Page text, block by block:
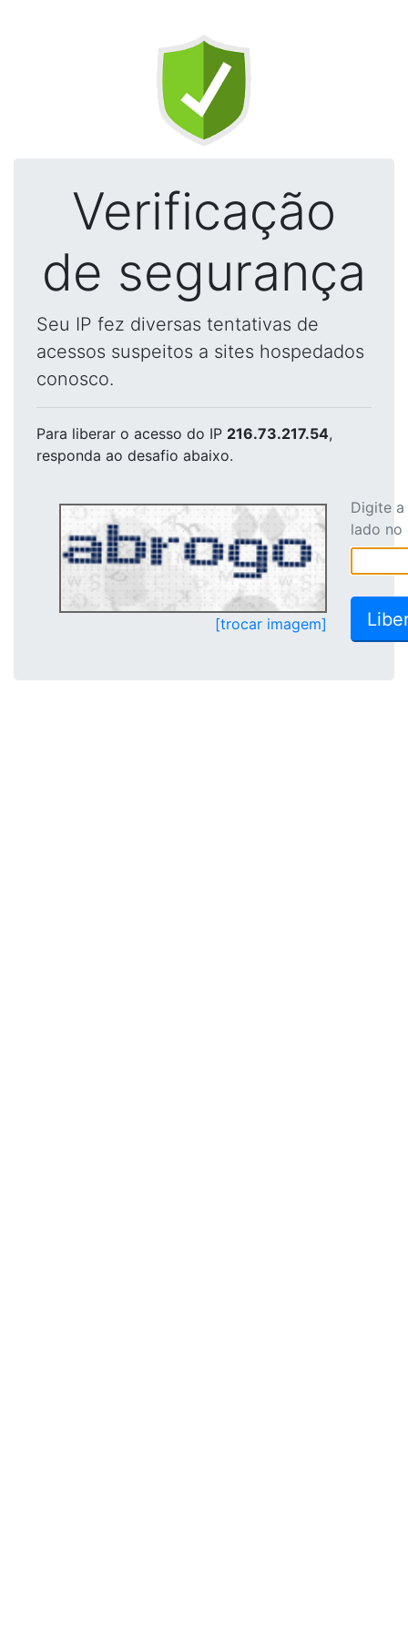
Verificação
de segurança
Seu IP fez diversas tentativas de
acessos suspeitos a sites hospedados
conosco.
Para liberar o acesso do IP 216.73.217.54,
responda ao desafio abaixo.
[trocar imagem]
Digite
lado no